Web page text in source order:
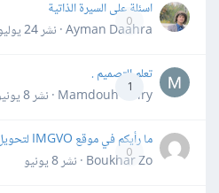
0
اسئلة على السيرة الذاتية
Ayman Daahra · نشر
24 يوليو
1
تعلم التصميم .
Mamdouh Khiry · نشر
8 يونيو
0
ما رأيكم في موقع IMGVO لتحويل وضغط الصور؟
Boukhar Zo · نشر
8 يونيو